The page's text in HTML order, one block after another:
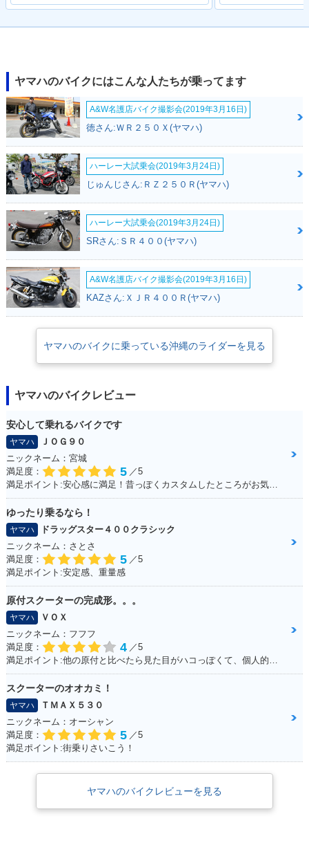
ヤマハのバイクにはこんな人たちが乗ってます
A&W名護店バイク撮影会(2019年3月16日)
徳さん:ＷＲ２５０Ｘ(ヤマハ)
ハーレー大試乗会(2019年3月24日)
じゅんじさん:ＲＺ２５０Ｒ(ヤマハ)
ハーレー大試乗会(2019年3月24日)
SRさん:ＳＲ４００(ヤマハ)
A&W名護店バイク撮影会(2019年3月16日)
KAZさん:ＸＪＲ４００Ｒ(ヤマハ)
ヤマハのバイクに乗っている沖縄のライダーを見る
ヤマハのバイクレビュー
安心して乗れるバイクです
ヤマハ
ＪＯＧ９０
ニックネーム：宮城
満足度：
5 ／5
満足ポイント:安心感に満足！昔っぽくカスタムしたところがお気に入り！ ※今回のイベントでの撮影は、積載車等で移動をしており、 公道の走行はしておりません。
ゆったり乗るなら！
ヤマハ
ドラッグスター４００クラシック
ニックネーム：さとさ
満足度：
5 ／5
満足ポイント:安定感、重量感
原付スクーターの完成形。。。
ヤマハ
ＶＯＸ
ニックネーム：フフフ
満足度：
4 ／5
満足ポイント:他の原付と比べたら見た目がハコっぽくて、個人的に好みのデザインだった為3年程前に購入。 毎日通勤の足に利用していますが、これといった不都合もなく、いつも快適な通勤ができています。 特にシートが長く広いので、私(180cmの男性)でもゆったり座れて、たまにする遠出でも疲れにくいです。
スクーターのオオカミ！
ヤマハ
ＴＭＡＸ５３０
ニックネーム：オーシャン
満足度：
5 ／5
満足ポイント:街乗りさいこう！
ヤマハのバイクレビューを見る